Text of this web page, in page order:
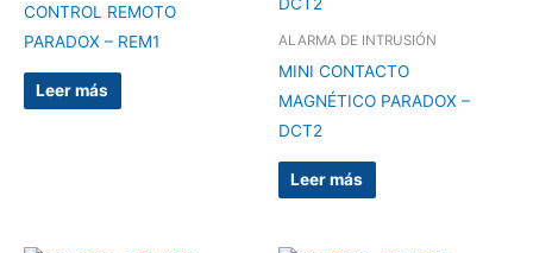
CONTROL REMOTO
PARADOX – REM1
Leer más
ALARMA DE INTRUSIÓN
MINI CONTACTO
MAGNÉTICO PARADOX –
DCT2
Leer más